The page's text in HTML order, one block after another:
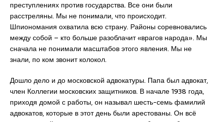
преступлениях против государства. Все они были
расстреляны. Мы не понимали, что происходит.
Шпиономания охватила всю страну. Районы соревновались
между собой – кто больше разоблачит «врагов народа». Мы
сначала не понимали масштабов этого явления. Мы не
знали, по ком звонит колокол.
Дошло дело и до московской адвокатуры. Папа был адвокат,
член Коллегии московских защитников. В начале 1938 года,
приходя домой с работы, он называл шесть-семь фамилий
адвокатов, которые в этот день были арестованы. Он всё